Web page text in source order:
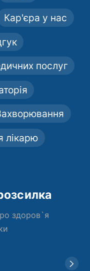
Кар'єра у нас
послуг
лікарю
здоров`я